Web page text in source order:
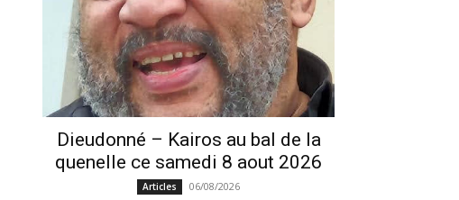
Dieudonné – Kairos au bal de la
quenelle ce samedi 8 aout 2026
Articles 06/08/2026